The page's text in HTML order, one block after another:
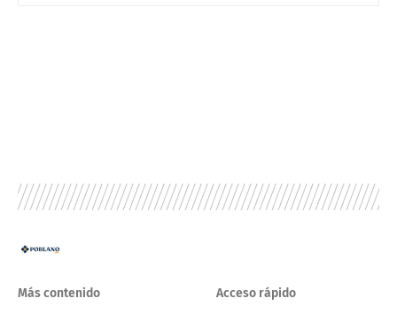
Más contenido Acceso rápido